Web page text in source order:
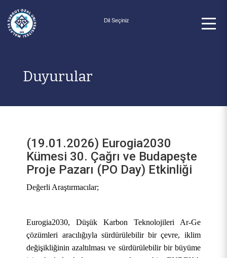
Duyurular
(19.01.2026) Eurogia2030
Kümesi 30. Çağrı ve Budapeşte
Proje Pazarı (PO Day) Etkinliği
Değerli Araştırmacılar;
Eurogia2030, Düşük Karbon Teknolojileri Ar-Ge
çözümleri aracılığıyla sürdürülebilir bir çevre, iklim
değişikliğinin azaltılması ve sürdürülebilir bir büyüme